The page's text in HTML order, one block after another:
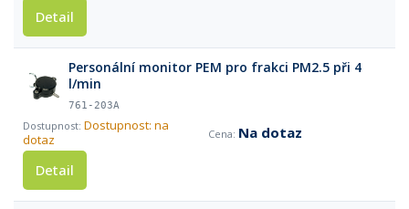
Detail
Personální monitor PEM pro frakci PM2.5 při 4
l/min
761-203A
Dostupnost: na
dotaz
Na dotaz
Detail